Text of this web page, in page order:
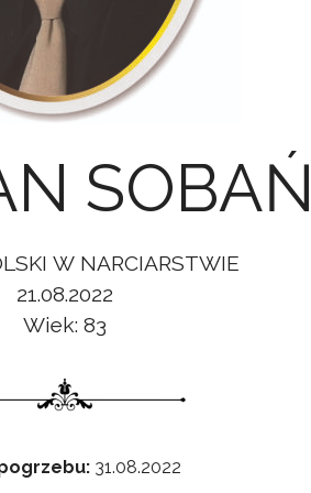
W NARCIARSTWIE
21.08.2022
Wiek: 83
31.08.2022